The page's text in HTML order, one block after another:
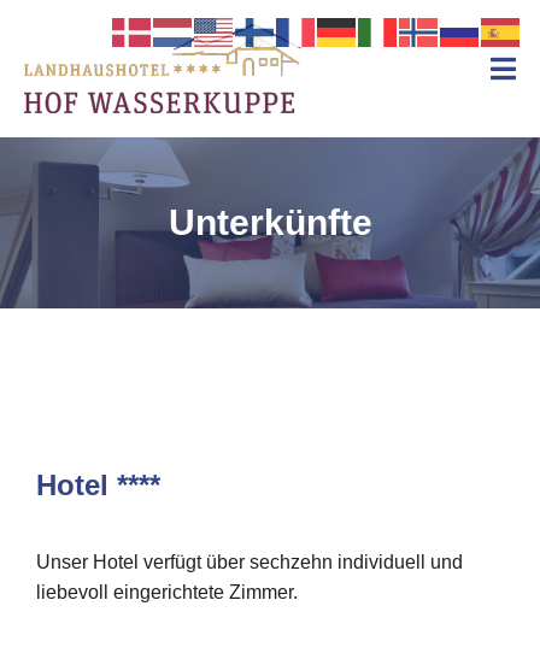
Landhaushotel Garni
Hof Wasserkuppe
Rhön
Familiär
geführtes
Landhaushotel
in
Rhön
Unterkünfte
Hotel ****
Unser Hotel verfügt über sechzehn individuell und
liebevoll eingerichtete Zimmer.